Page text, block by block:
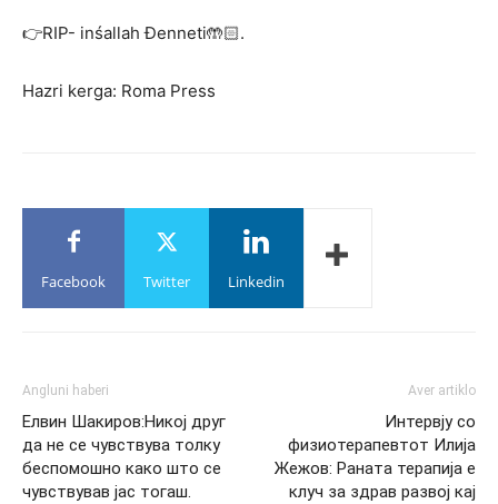
👉RIP- inśallah Ðenneti🤲🏻.
Hazri kerga: Roma Press
Facebook Twitter Linkedin
Angluni haberi
Елвин Шакиров:Никој друг
да не се чувствува толку
беспомошно како што се
чувствував јас тогаш.
Aver artiklo
Интервју со
физиотерапевтот Илија
Жежов: Раната терапија е
клуч за здрав развој кај